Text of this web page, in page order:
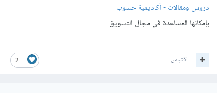
دروس ومقالات - أكاديمية حسوب
بإمكانها المساعدة في مجال التسويق
2 اقتباس